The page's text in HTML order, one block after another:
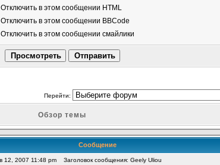
Отключить в этом сообщении HTML
Отключить в этом сообщении BBCode
Отключить в этом сообщении смайлики
Перейти:
Обзор темы